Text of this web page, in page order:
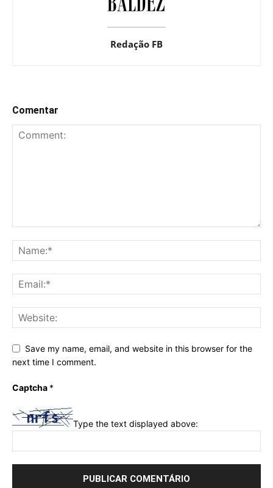
Redação FB
Comentar
Save my name, email, and website in this browser for the
next time I comment.
Captcha *
Type the text displayed above: